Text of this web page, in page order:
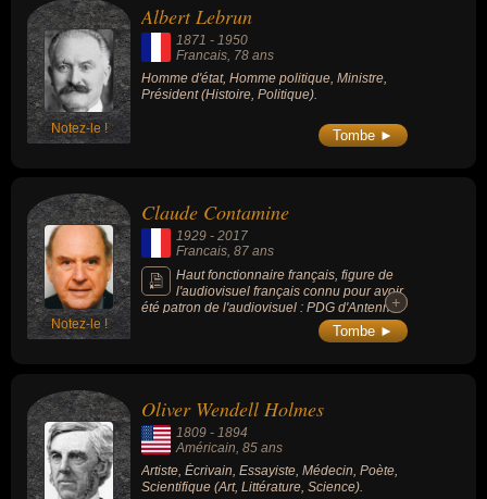
Notez-le !
Albert Lebrun
1871 - 1950
Francais, 78 ans
Homme d'état, Homme politique, Ministre,
Président (Histoire, Politique).
Tombe ►
Notez-le !
Claude Contamine
1929 - 2017
Francais, 87 ans
Haut fonctionnaire français, figure de
l'audiovisuel français connu pour avoir
été patron de l'audiovisuel : PDG d'Antenne
2 (1986-1989) et président de FR3 (1975-
1981, France Régions 3). Il a joué dès le
+
+
Tombe ►
Oliver Wendell Holmes
1809 - 1894
Américain, 85 ans
Artiste, Écrivain, Essayiste, Médecin, Poète,
Scientifique (Art, Littérature, Science).